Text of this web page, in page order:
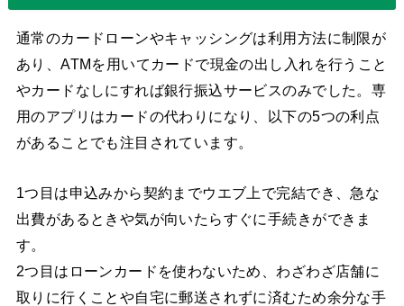
通常のカードローンやキャッシングは利用方法に制限が
あり、ATMを用いてカードで現金の出し入れを行うこと
やカードなしにすれば銀行振込サービスのみでした。専
用のアプリはカードの代わりになり、以下の5つの利点
があることでも注目されています。
1つ目は申込みから契約までウエブ上で完結でき、急な
出費があるときや気が向いたらすぐに手続きができま
す。
2つ目はローンカードを使わないため、わざわざ店舗に
取りに行くことや自宅に郵送されずに済むため余分な手